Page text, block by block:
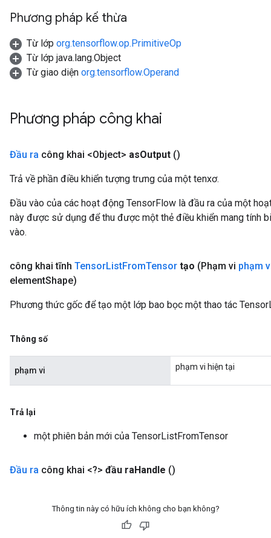
Phương pháp kế thừa
Từ lớp org.tensorflow.op.PrimitiveOp
Từ lớp java.lang.Object
Từ giao diện org.tensorflow.Operand
Phương pháp công khai
Đầu ra công khai <Object> asOutput ()
Trả về phần điều khiển tượng trưng của một tenxơ.
Đầu vào của các hoạt động TensorFlow là đầu ra của một
này được sử dụng để thu được một thẻ điều khiển mang tính
vào.
công khai tĩnh TensorListFromTensor tạo (Phạm vi phạm
elementShape)
Phương thức gốc để tạo một lớp bao bọc một thao tác
Thông số
phạm vi phạm vi hiện tại
Trả lại
một phiên bản mới của TensorListFromTensor
Đầu ra công khai <?> đầu raHandle ()
Thông tin này có hữu ích không cho bạn không?